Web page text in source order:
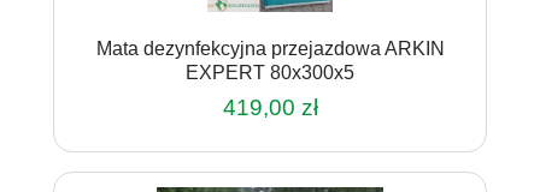
Mata dezynfekcyjna przejazdowa ARKIN
EXPERT 80x300x5
419,00 zł